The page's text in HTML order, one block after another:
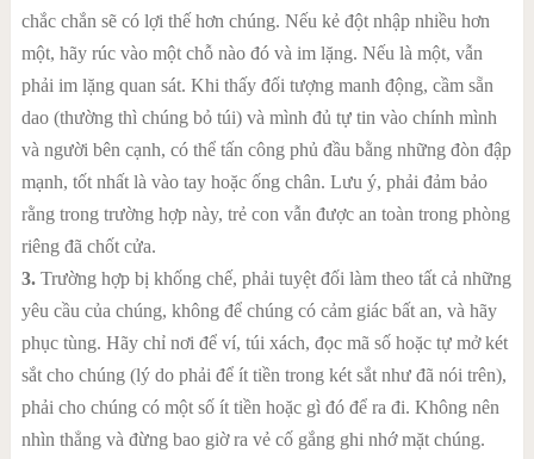
chắc chắn sẽ có lợi thế hơn chúng. Nếu kẻ đột nhập nhiều hơn
một, hãy rúc vào một chỗ nào đó và im lặng. Nếu là một, vẫn
phải im lặng quan sát. Khi thấy đối tượng manh động, cầm sẵn
dao (thường thì chúng bỏ túi) và mình đủ tự tin vào chính mình
và người bên cạnh, có thể tấn công phủ đầu bằng những đòn đập
mạnh, tốt nhất là vào tay hoặc ống chân. Lưu ý, phải đảm bảo
rằng trong trường hợp này, trẻ con vẫn được an toàn trong phòng
riêng đã chốt cửa.
3. Trường hợp bị khống chế, phải tuyệt đối làm theo tất cả những
yêu cầu của chúng, không để chúng có cảm giác bất an, và hãy
phục tùng. Hãy chỉ nơi để ví, túi xách, đọc mã số hoặc tự mở két
sắt cho chúng (lý do phải để ít tiền trong két sắt như đã nói trên),
phải cho chúng có một số ít tiền hoặc gì đó để ra đi. Không nên
nhìn thẳng và đừng bao giờ ra vẻ cố gắng ghi nhớ mặt chúng.